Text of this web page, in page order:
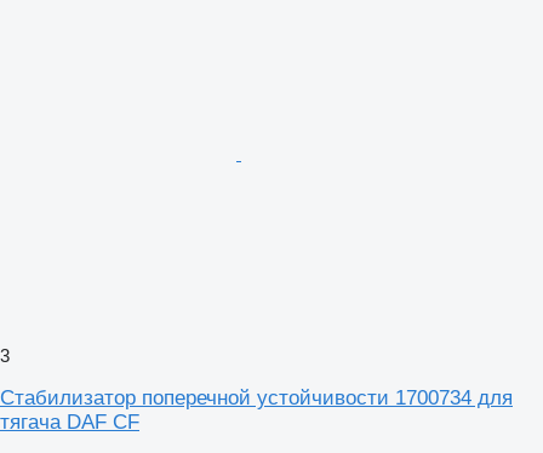
3
Стабилизатор поперечной устойчивости 1700734 для
тягача DAF CF